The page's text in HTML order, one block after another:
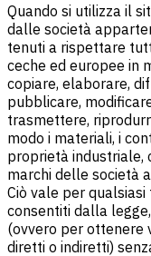
Quando si utilizza il
dalle società
tenuti a rispettare
ceche ed europee in
copiare, elaborare,
pubblicare,
trasmettere,
modo i materiali, i
proprietà industriale,
marchi delle società
Ciò vale per
consentiti dalla
(ovvero per ottenere
diretti o indiretti)